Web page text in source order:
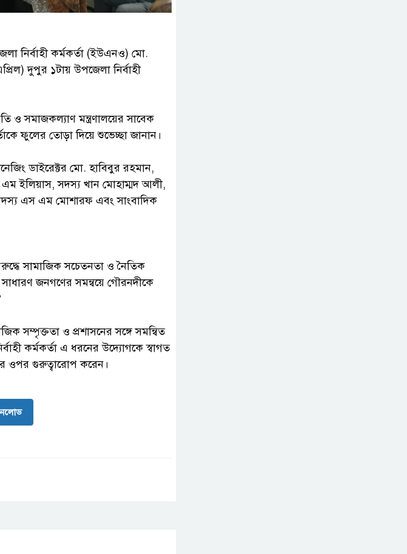
নির্বাহী কর্মকর্তা (ইউএনও) মো.
দুপুর ১টায় উপজেলা নির্বাহী
ও সমাজকল্যাণ মন্ত্রণালয়ের সাবেক
ফুলের তোড়া দিয়ে শুভেচ্ছা জানান।
ডাইরেক্টর মো. হাবিবুর রহমান,
এম ইলিয়াস, সদস্য খান মোহাম্মদ আলী,
এস এম মোশারফ এবং সাংবাদিক
সামাজিক সচেতনতা ও নৈতিক
জনগণের সমন্বয়ে গৌরনদীকে
সম্পৃক্ততা ও প্রশাসনের সঙ্গে সমন্বিত
কর্মকর্তা এ ধরনের উদ্যোগকে স্বাগত
ওপর গুরুত্বারোপ করেন।